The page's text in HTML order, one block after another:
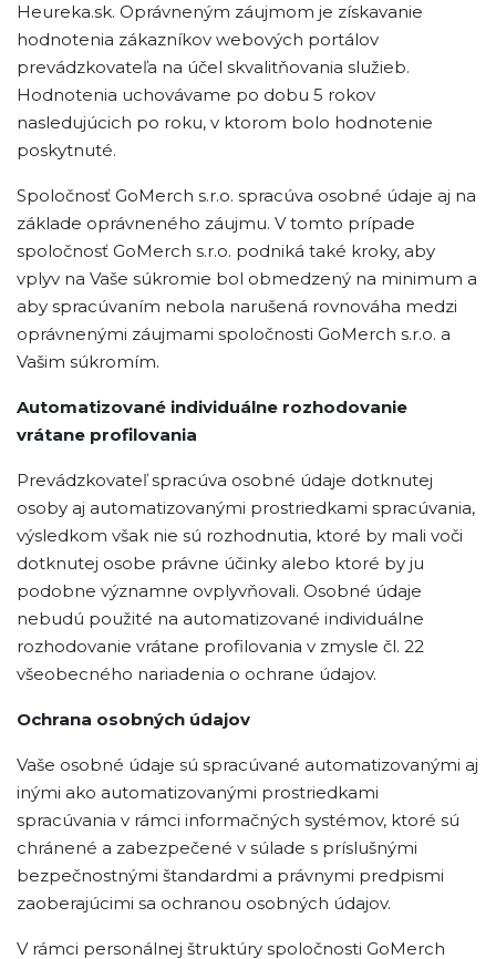
Heureka.sk. Oprávneným záujmom je získavanie
hodnotenia zákazníkov webových portálov
prevádzkovateľa na účel skvalitňovania služieb.
Hodnotenia uchovávame po dobu 5 rokov
nasledujúcich po roku, v ktorom bolo hodnotenie
poskytnuté.
Spoločnosť GoMerch s.r.o. spracúva osobné údaje aj na
základe oprávneného záujmu. V tomto prípade
spoločnosť GoMerch s.r.o. podniká také kroky, aby
vplyv na Vaše súkromie bol obmedzený na minimum a
aby spracúvaním nebola narušená rovnováha medzi
oprávnenými záujmami spoločnosti GoMerch s.r.o. a
Vašim súkromím.
Automatizované individuálne rozhodovanie
vrátane profilovania
Prevádzkovateľ spracúva osobné údaje dotknutej
osoby aj automatizovanými prostriedkami spracúvania,
výsledkom však nie sú rozhodnutia, ktoré by mali voči
dotknutej osobe právne účinky alebo ktoré by ju
podobne významne ovplyvňovali. Osobné údaje
nebudú použité na automatizované individuálne
rozhodovanie vrátane profilovania v zmysle čl. 22
všeobecného nariadenia o ochrane údajov.
Ochrana osobných údajov
Vaše osobné údaje sú spracúvané automatizovanými aj
inými ako automatizovanými prostriedkami
spracúvania v rámci informačných systémov, ktoré sú
chránené a zabezpečené v súlade s príslušnými
bezpečnostnými štandardmi a právnymi predpismi
zaoberajúcimi sa ochranou osobných údajov.
V rámci personálnej štruktúry spoločnosti GoMerch